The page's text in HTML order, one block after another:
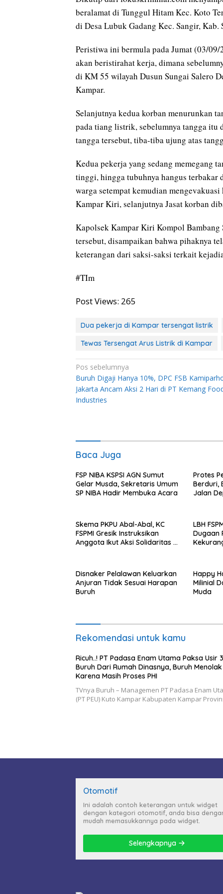
k
beralamat di Tunggul Hitam Kec. Koto
di Desa Lubuk Gadang Kec. Sangir, Kab.
Peristiwa ini bermula pada Jumat (03/
akan beristirahat kerja, dimana
di KM 55 wilayah Dusun Sungai Salero
Kampar.
Selanjutnya kedua korban menurunkan
pada tiang listrik, sebelumnya tangga itu
tangga tersebut, tiba-tiba ujung atas
Kedua pekerja yang sedang memegang
tinggi, hingga tubuhnya hangus terbakar
warga setempat kemudian
Kampar Kiri, selanjutnya Jasat korban
Kapolsek Kampar Kiri Kompol
tersebut, disampaikan bahwa pihaknya
keterangan dari saksi-saksi terkait
#TIm
Post Views: 265
Dua pekerja di Kampar tersengat listrik
Tewas Tersengat Arus Listrik di Kampar
Navigasi
pos
Pos sebelumnya
Buruh Digaji Hanya 10%, DPC FSB
Jakarta Ancam Aksi 2 Hari di PT Kemang
Industries
Baca Juga
FSP NIBA KSPSI AGN Sumut
Gelar Musda, Sekretaris Umum
SP NIBA Hadir Membuka Acara
Protes
Berduri,
Jalan
Skema PKPU Abal-Abal, KC
FSPMI Gresik Instruksikan
Anggota Ikut Aksi Solidaritas di
LBH
Dugaan
Disnaker Pelalawan Keluarkan
Anjuran Tidak Sesuai Harapan
Buruh
Happy
Milinial
Muda
Rekomendasi untuk kamu
Ricuh..! PT Padasa Enam Utama Paksa Usir
Buruh Dari Rumah Dinasnya, Buruh Menolak
Karena Masih Proses PHI
TVnya Buruh – Managemen PT Padasa Enam
(PT PEU) Kuto Kampar Kabupaten Kampar
Otomotif
Ini adalah contoh keterangan untuk widget
dengan kategori otomotif, anda bisa
mudah memasukkannya pada widget.
Selengkapnya